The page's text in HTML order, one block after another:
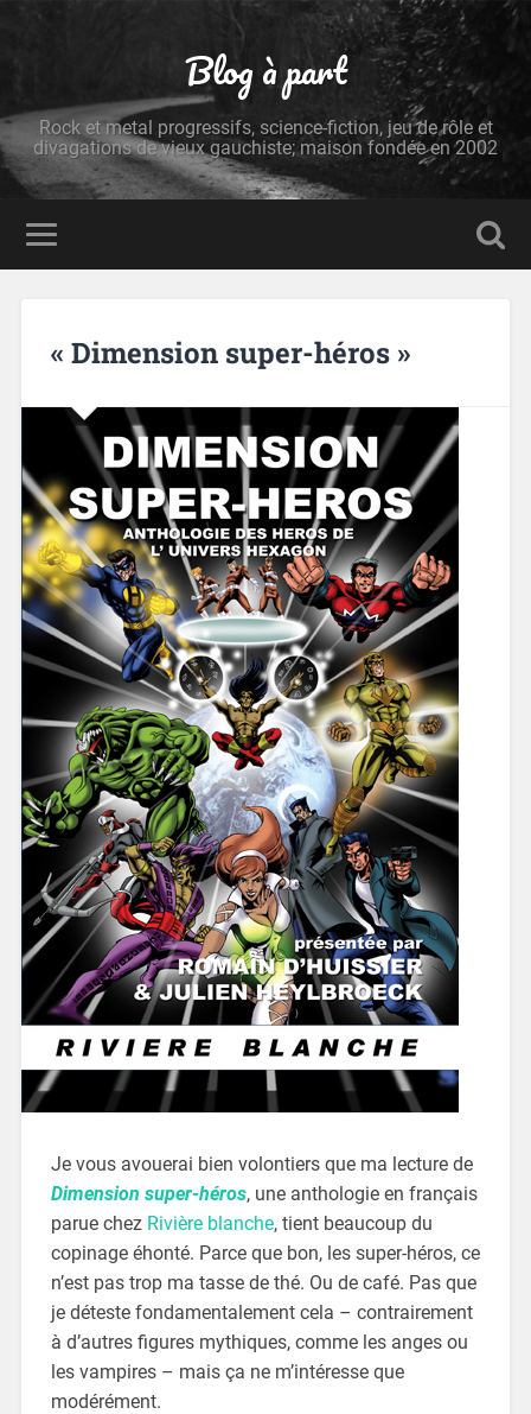
Blog à part
Rock et metal progressifs, science-fiction, jeu de rôle et
divagations de vieux gauchiste; maison fondée en 2002
« Dimension super-héros »
Je vous avouerai bien volontiers que ma lecture de
Dimension super-héros, une anthologie en français
parue chez Rivière blanche, tient beaucoup du
copinage éhonté. Parce que bon, les super-héros, ce
n’est pas trop ma tasse de thé. Ou de café. Pas que
je déteste fondamentalement cela – contrairement
à d’autres figures mythiques, comme les anges ou
les vampires – mais ça ne m’intéresse que
modérément.